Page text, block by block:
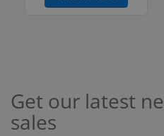
Get our latest
sales